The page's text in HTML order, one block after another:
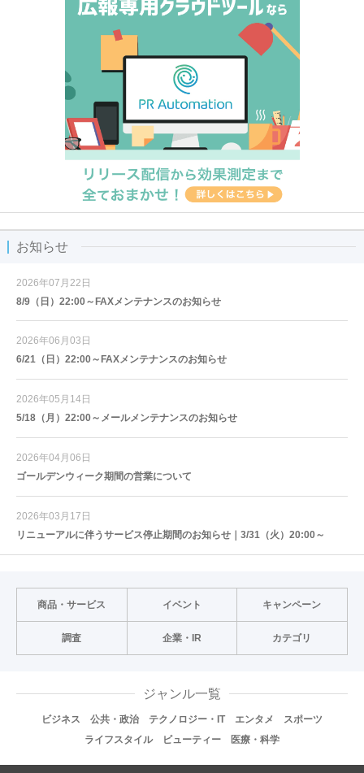
お知らせ
2026年07月22日
8/9（日）22:00～FAXメンテナンスのお知らせ
2026年06月03日
6/21（日）22:00～FAXメンテナンスのお知らせ
2026年05月14日
5/18（月）22:00～メールメンテナンスのお知らせ
2026年04月06日
ゴールデンウィーク期間の営業について
2026年03月17日
リニューアルに伴うサービス停止期間のお知らせ｜3/31（火）20:00～
商品・サービス イベント キャンペーン
調査 企業・IR カテゴリ
ジャンル一覧
ビジネス 公共・政治 テクノロジー・IT エンタメ
スポーツ
ライフスタイル
ビューティー 医療・科学